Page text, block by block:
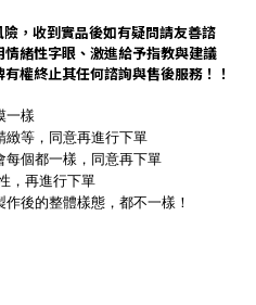
，收到實品後如有疑問請友善諮
緒性字眼、激進給予指教與建議
權終止其任何諮詢與售後服務！！
一樣
等，同意再進行下單
個都一樣，同意再下單
，再進行下單
後的整體樣態，都不一樣！